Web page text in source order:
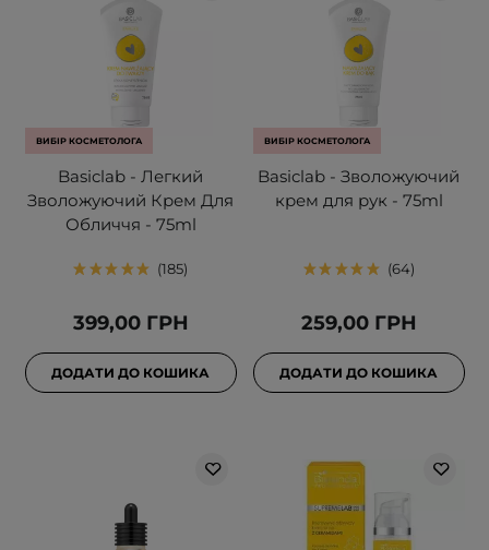
ВИБІР КОСМЕТОЛОГА
Basiclab - Легкий
Зволожуючий Крем Для
Обличчя - 75ml
185
399,00 ГРН
ДОДАТИ ДО КОШИКА
ВИБІР КОСМЕТОЛОГА
Basiclab - Зволожуючий
крем для рук - 75ml
64
259,00 ГРН
ДОДАТИ ДО КОШИКА